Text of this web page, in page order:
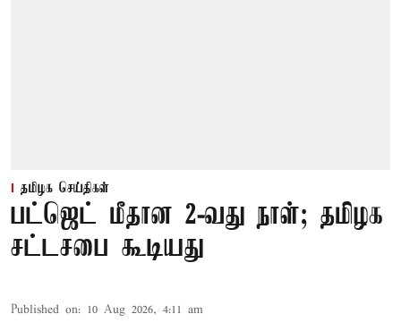
தமிழக செய்திகள்
பட்ஜெட் மீதான 2-வது நாள்; தமிழக
சட்டசபை கூடியது
Published on: 10 Aug 2026, 4:11 am